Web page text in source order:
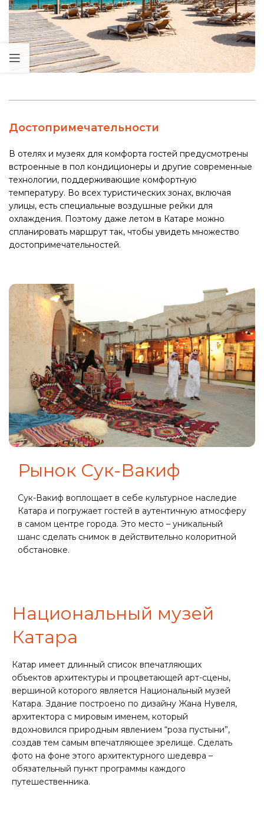
Достопримечательности
В отелях и музеях для комфорта гостей предусмотрены
встроенные в пол кондиционеры и другие современные
технологии, поддерживающие комфортную
температуру. Во всех туристических зонах, включая
улицы, есть специальные воздушные рейки для
охлаждения. Поэтому даже летом в Катаре можно
спланировать маршрут так, чтобы увидеть множество
достопримечательностей.
Рынок Сук-Вакиф
Сук-Вакиф воплощает в себе культурное наследие
Катара и погружает гостей в аутентичную атмосферу
в самом центре города. Это место – уникальный
шанс сделать снимок в действительно колоритной
обстановке.
Национальный музей
Катара
Катар имеет длинный список впечатляющих
объектов архитектуры и процветающей арт-сцены,
вершиной которого является Национальный музей
Катара. Здание построено по дизайну Жана Нувеля,
архитектора с мировым именем, который
вдохновился природным явлением “роза пустыни”,
создав тем самым впечатляющее зрелище. Сделать
фото на фоне этого архитектурного шедевра –
обязательный пункт программы каждого
путешественника.